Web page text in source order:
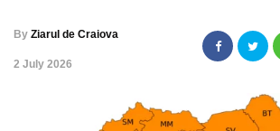
By Ziarul de Craiova
,2 July 2026